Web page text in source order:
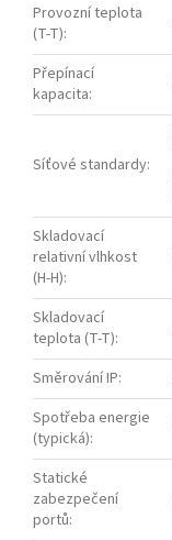
Provozní teplota
(T-T):
Přepínací
kapacita:
Síťové standardy:
Skladovací
relativní vlhkost
(H-H):
Skladovací
teplota (T-T):
Směrování IP:
Spotřeba energie
(typická):
Statické
zabezpečení
portů: